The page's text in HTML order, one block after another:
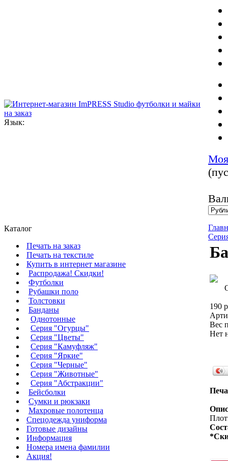
Язык:
Каталог
Печать на заказ
Печать на текстиле
Купить в интернет магазине
Распродажа! Скидки!
Футболки
Рубашки поло
Толстовки
Банданы
Однотонные
Серия "Огурцы"
Серия "Цветы"
Серия "Камуфляж"
Серия "Яркие"
Серия "Черные"
Серия "Животные"
Серия "Абстракции"
Бейсболки
Сумки и рюкзаки
Махровые полотенца
Cпецодежда униформа
Готовые дизайны
Информация
Номера имена фамилии
Акция!
190
Вес
Нет